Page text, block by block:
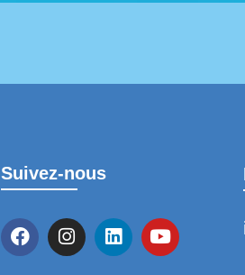
Suivez-nous